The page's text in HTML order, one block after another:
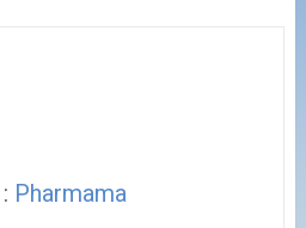
Pharmama